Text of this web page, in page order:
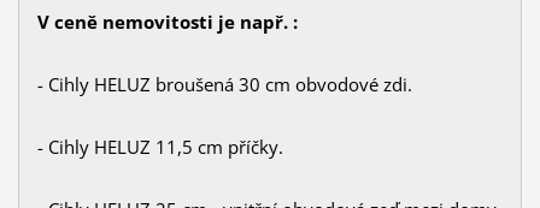
V ceně nemovitosti je např. :
- Cihly HELUZ broušená 30 cm obvodové zdi.
- Cihly HELUZ 11,5 cm příčky.